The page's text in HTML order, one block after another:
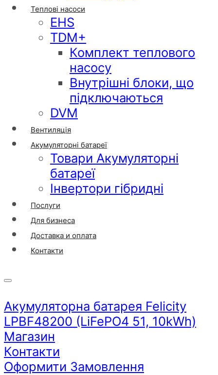
Теплові насоси
EHS
TDM+
Комплект теплового
насосу
Внутрішні блоки, що
підключаються
DVM
Вентиляція
Акумуляторні батареї
Товари Акумуляторні
батареї
Інвертори гібридні
Послуги
Для бизнеса
Доставка и оплата
Контакти
Акумуляторна батарея Felicity
LPBF48200 (LiFePO4 51, 10kWh)
Магазин
Контакти
Оформити Замовлення